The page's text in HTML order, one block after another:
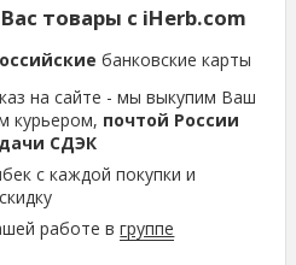
товары с iHerb.com
банковские карты
на сайте - мы выкупим Ваш
курьером, почтой России
СДЭК
с каждой покупки и
работе вгруппе